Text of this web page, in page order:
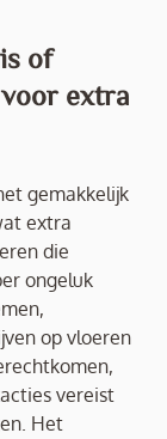
of
extra
gemakkelijk
extra
die
ongeluk
op vloeren
vereist
Het